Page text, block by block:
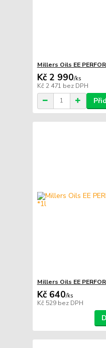
Millers Oils EE
Kč 2 990/ks
Kč 2 471 bez DPH
Millers Oils EE
Kč 640/ks
Kč 529 bez DPH